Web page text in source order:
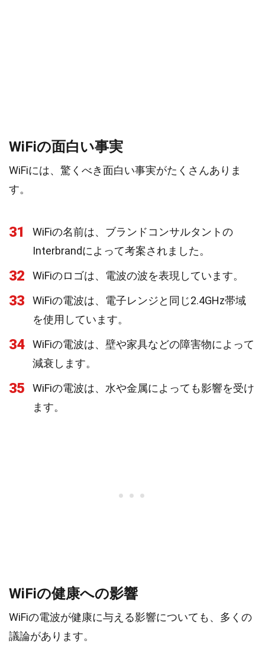
WiFiの面白い事実
WiFiには、驚くべき面白い事実がたくさんありま
す。
31
WiFiの名前は、ブランドコンサルタントの
Interbrandによって考案されました。
32 WiFiのロゴは、電波の波を表現しています。
33
WiFiの電波は、電子レンジと同じ2.4GHz帯域
を使用しています。
34
WiFiの電波は、壁や家具などの障害物によって
減衰します。
35
WiFiの電波は、水や金属によっても影響を受け
ます。
WiFiの健康への影響
WiFiの電波が健康に与える影響についても、多くの
議論があります。